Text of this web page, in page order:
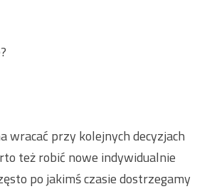
wracać przy kolejnych decyzjach
też robić nowe indywidualnie
po jakimś czasie dostrzegamy